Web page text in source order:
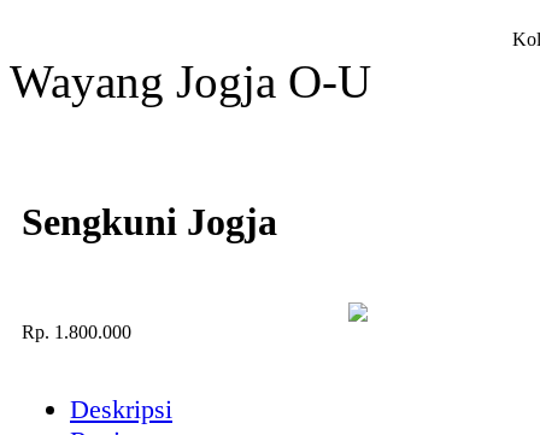
Wayang Jogja O-U
Sengkuni Jogja
Rp. 1.800.000
Deskripsi